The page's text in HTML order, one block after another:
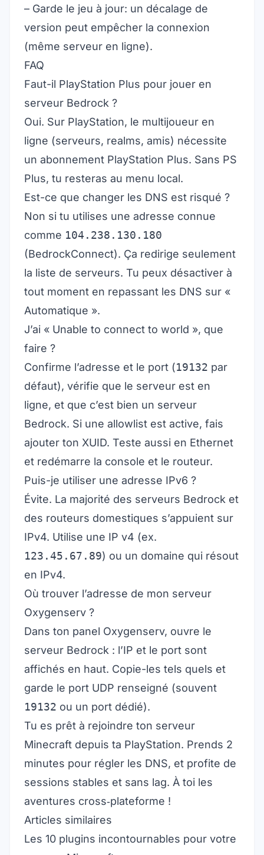
– Garde le jeu à jour: un décalage de
version peut empêcher la connexion
(même serveur en ligne).
FAQ
Faut-il PlayStation Plus pour jouer en
serveur Bedrock ?
Oui. Sur PlayStation, le multijoueur en
ligne (serveurs, realms, amis) nécessite
un abonnement PlayStation Plus. Sans PS
Plus, tu resteras au menu local.
Est-ce que changer les DNS est risqué ?
Non si tu utilises une adresse connue
comme 104.238.130.180
(BedrockConnect). Ça redirige seulement
la liste de serveurs. Tu peux désactiver à
tout moment en repassant les DNS sur «
Automatique ».
J’ai « Unable to connect to world », que
faire ?
Confirme l’adresse et le port (19132 par
défaut), vérifie que le serveur est en
ligne, et que c’est bien un serveur
Bedrock. Si une allowlist est active, fais
ajouter ton XUID. Teste aussi en Ethernet
et redémarre la console et le routeur.
Puis-je utiliser une adresse IPv6 ?
Évite. La majorité des serveurs Bedrock et
des routeurs domestiques s’appuient sur
IPv4. Utilise une IP v4 (ex.
123.45.67.89) ou un domaine qui résout
en IPv4.
Où trouver l’adresse de mon serveur
Oxygenserv ?
Dans ton panel Oxygenserv, ouvre le
serveur Bedrock : l’IP et le port sont
affichés en haut. Copie-les tels quels et
garde le port UDP renseigné (souvent
19132 ou un port dédié).
Tu es prêt à rejoindre ton serveur
Minecraft depuis ta PlayStation. Prends 2
minutes pour régler les DNS, et profite de
sessions stables et sans lag. À toi les
aventures cross‑plateforme !
Articles similaires
Les 10 plugins incontournables pour votre